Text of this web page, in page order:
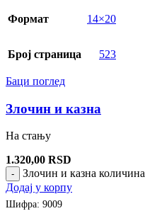
Формат 14×20
Број страница 523
Баци поглед
Злочин и казна
На стању
1.320,00 RSD
- Злочин и казна количина
Додај у корпу
Шифра: 9009